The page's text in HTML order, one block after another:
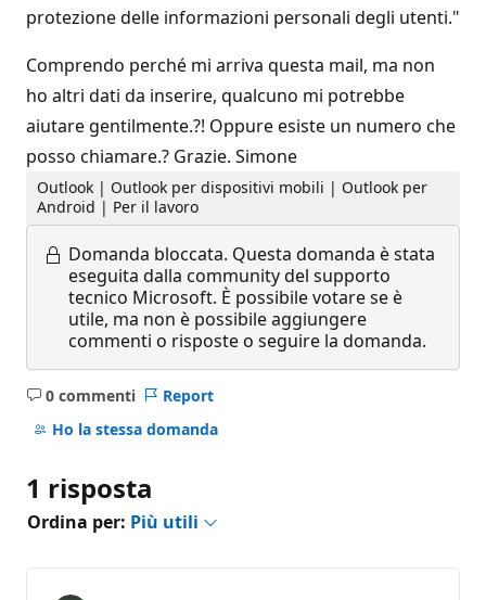
protezione delle informazioni personali degli utenti."
Comprendo perché mi arriva questa mail, ma non
ho altri dati da inserire, qualcuno mi potrebbe
aiutare gentilmente.?! Oppure esiste un numero che
posso chiamare.? Grazie. Simone
Outlook | Outlook per dispositivi mobili | Outlook per
Android | Per il lavoro
Domanda bloccata. Questa domanda è stata
eseguita dalla community del supporto
tecnico Microsoft. È possibile votare se è
utile, ma non è possibile aggiungere
commenti o risposte o seguire la domanda.
0 commenti
Nessun
commento
Report
Ho la stessa domanda
1 risposta
Ordina per: Più utili